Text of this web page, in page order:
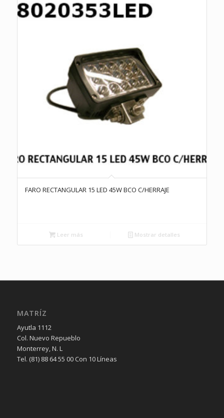
FARO RECTANGULAR 15 LED 45W BCO C/HERRAJE
Leer más Mostrar detalles
MATRÍZ
Ayutla 1112
Col. Nuevo Repueblo
Monterrey, N. L
Tel. (81) 88 64 55 00 Con 10 Líneas